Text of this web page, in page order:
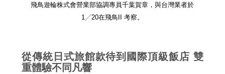
飛鳥遊輪株式會營業部協調專員千葉賀章，與台灣業者於
1╱20在飛鳥II 考察。
從傳統日式旅館款待到國際頂級飯店 雙
重體驗不同凡響